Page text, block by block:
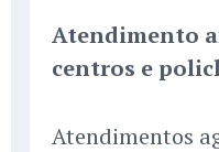
Atendimento
centros e
Atendimentos